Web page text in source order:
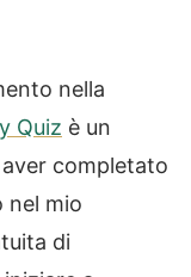
nella
Quiz è un
completato
nel mio
di